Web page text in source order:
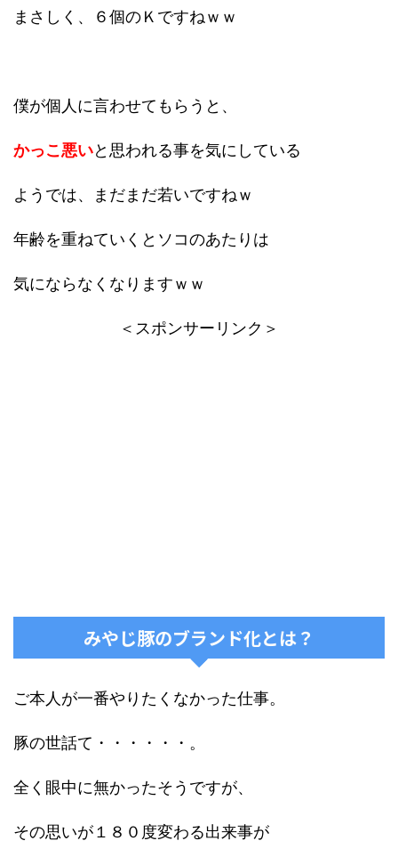
まさしく、６個のＫですねｗｗ
僕が個人に言わせてもらうと、
かっこ悪いと思われる事を気にしている
ようでは、まだまだ若いですねｗ
年齢を重ねていくとソコのあたりは
気にならなくなりますｗｗ
＜スポンサーリンク＞
みやじ豚のブランド化とは？
ご本人が一番やりたくなかった仕事。
豚の世話て・・・・・・。
全く眼中に無かったそうですが、
その思いが１８０度変わる出来事が